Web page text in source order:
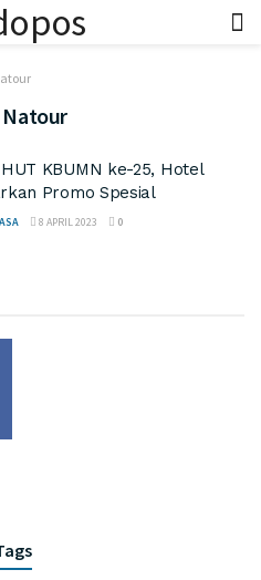
Natour
KBUMN ke-25, Hotel
Promo Spesial
8 APRIL 2023 0